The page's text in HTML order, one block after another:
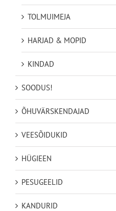
TOLMUIMEJA
HARJAD & MOPID
KINDAD
SOODUS!
ÕHUVÄRSKENDAJAD
VEESÕIDUKID
HÜGIEEN
PESUGEELID
KANDURID